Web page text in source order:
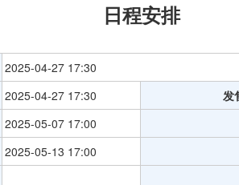
日程安排
2025-04-27 17:30
2025-04-27 17:30 发
2025-05-07 17:00
2025-05-13 17:00